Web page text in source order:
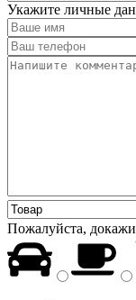
Укажите личные
Пожалуйста,